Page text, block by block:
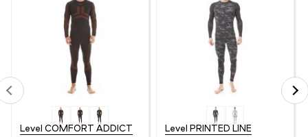
Level COMFORT ADDICT Level PRINTED LINE